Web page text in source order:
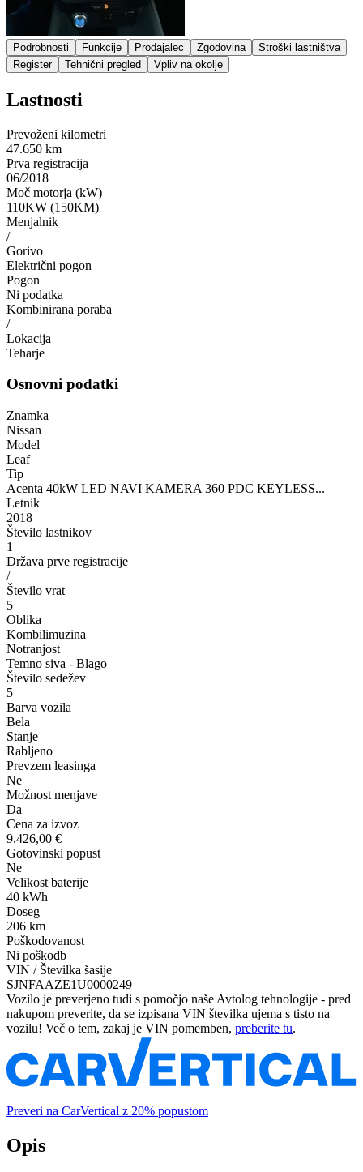
Podrobnosti Funkcije Prodajalec Zgodovina
Stroški lastništva
Register
Tehnični pregled Vpliv na okolje
Lastnosti
Prevoženi kilometri
47.650 km
Prva registracija
06/2018
Moč motorja (kW)
110KW (150KM)
Menjalnik
/
Gorivo
Električni pogon
Pogon
Ni podatka
Kombinirana poraba
/
Lokacija
Teharje
Osnovni podatki
Znamka
Nissan
Model
Leaf
Tip
Acenta 40kW LED NAVI KAMERA 360 PDC KEYLESS...
Letnik
2018
Število lastnikov
1
Država prve registracije
/
Število vrat
5
Oblika
Kombilimuzina
Notranjost
Temno siva - Blago
Število sedežev
5
Barva vozila
Bela
Stanje
Rabljeno
Prevzem leasinga
Ne
Možnost menjave
Da
Cena za izvoz
9.426,00 €
Gotovinski popust
Ne
Velikost baterije
40 kWh
Doseg
206 km
Poškodovanost
Ni poškodb
VIN / Številka šasije
SJNFAAZE1U0000249
Vozilo je preverjeno tudi s pomočjo naše Avtolog tehnologije - pred
nakupom preverite, da se izpisana VIN številka ujema s tisto na
vozilu! Več o tem, zakaj je VIN pomemben, preberite tu.
Preveri na CarVertical z 20% popustom
Opis